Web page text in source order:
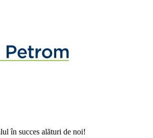
în succes alături de noi!